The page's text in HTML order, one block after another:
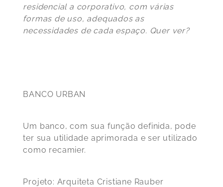
residencial a corporativo, com várias
formas de uso, adequados as
necessidades de cada espaço. Quer ver?
BANCO URBAN
Um banco, com sua função definida, pode
ter sua utilidade aprimorada e ser utilizado
como recamier.
Projeto: Arquiteta Cristiane Rauber